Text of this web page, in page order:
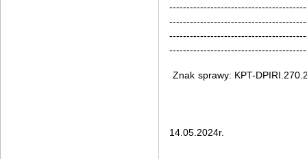
Znak sprawy: KPT-
14.05.2024r.